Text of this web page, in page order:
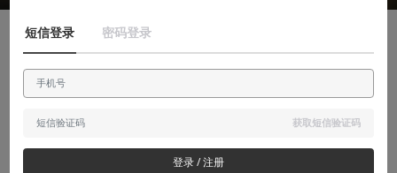
牛仔的失利未必只有遗憾：也谈我对《荒野
短信登录 密码登录
获取短信验证码
登录 / 注册